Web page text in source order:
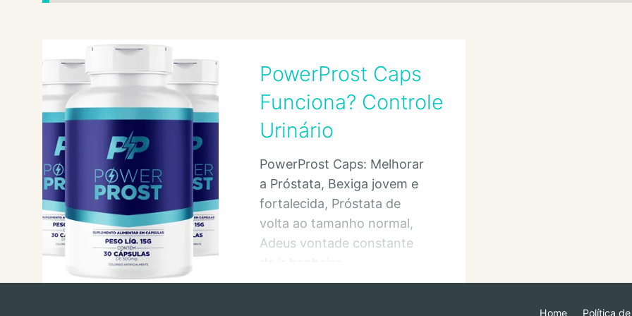
PowerProst Caps
Funciona? Controle
Urinário
PowerProst Caps: Melhorar
a Próstata, Bexiga jovem e
fortalecida, Próstata de
volta ao tamanho normal,
Adeus vontade constante
Home Política